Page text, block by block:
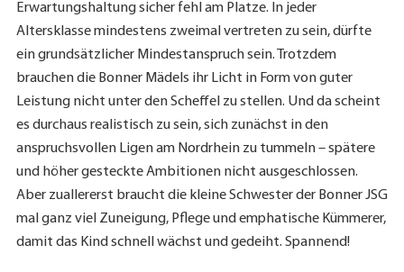
Erwartungshaltung sicher fehl am Platze. In jeder
Altersklasse mindestens zweimal vertreten zu sein, dürfte
ein grundsätzlicher Mindestanspruch sein. Trotzdem
brauchen die Bonner Mädels ihr Licht in Form von guter
Leistung nicht unter den Scheffel zu stellen. Und da scheint
es durchaus realistisch zu sein, sich zunächst in den
anspruchsvollen Ligen am Nordrhein zu tummeln – spätere
und höher gesteckte Ambitionen nicht ausgeschlossen.
Aber zuallererst braucht die kleine Schwester der Bonner JSG
mal ganz viel Zuneigung, Pflege und emphatische Kümmerer,
damit das Kind schnell wächst und gedeiht. Spannend!